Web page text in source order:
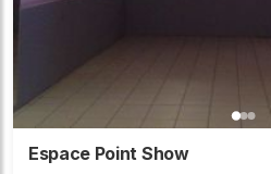
Espace Point Show